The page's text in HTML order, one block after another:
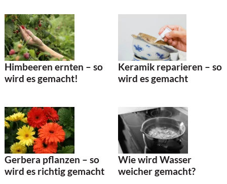
Himbeeren ernten – so
wird es gemacht!
Keramik reparieren – so
wird es gemacht
Gerbera pflanzen – so
wird es richtig gemacht
Wie wird Wasser
weicher gemacht?